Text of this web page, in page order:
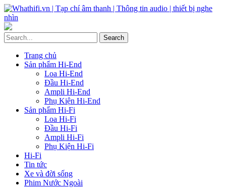
Trang chủ
Sản phẩm Hi-End
Loa Hi-End
Đầu Hi-End
Ampli Hi-End
Phụ Kiện Hi-End
Sản phẩm Hi-Fi
Loa Hi-Fi
Đầu Hi-Fi
Ampli Hi-Fi
Phụ Kiện Hi-Fi
Hi-Fi
Tin tức
Xe và đời sống
Phim Nước Ngoài